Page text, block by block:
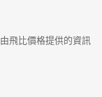
由飛比價格提供的資訊